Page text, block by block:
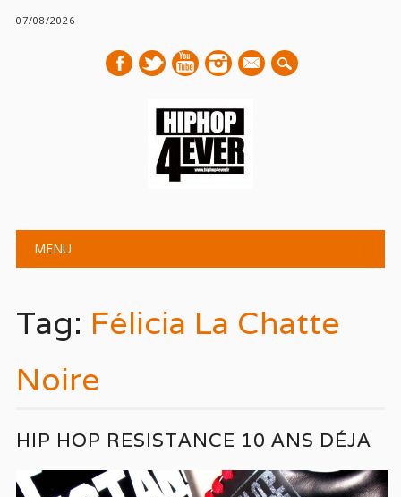
07/08/2026
mail
Main menu
MENU
Tag: Félicia La Chatte
Noire
HIP HOP RESISTANCE 10 ANS DÉJA